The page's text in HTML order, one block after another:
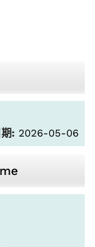
期: 2026-05-06